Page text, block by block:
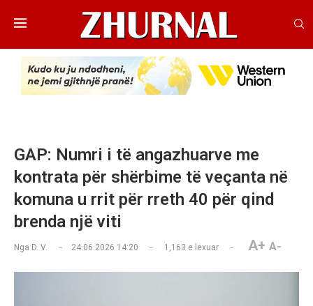
GAP: Numri i të angazhuarve me
kontrata për shërbime të veçanta në
komuna u rrit për rreth 40 për qind
brenda një viti
Nga D. V. 24.06.2026 14:20 1,163 e lexuar A+ A-